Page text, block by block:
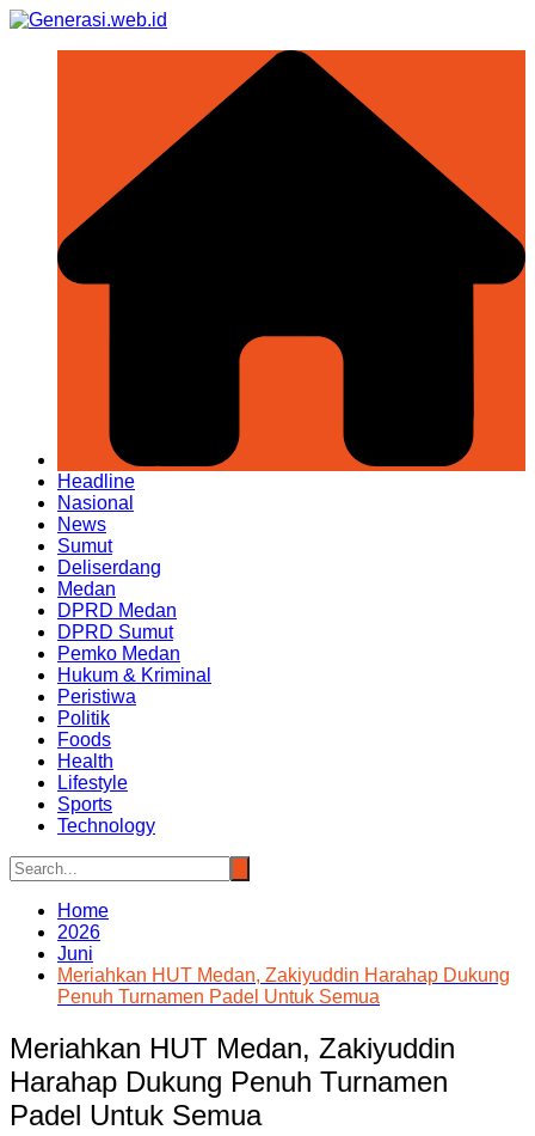
Skip
Headline
Nasional
News
Sumut
Deliserdang
Medan
DPRD Medan
DPRD Sumut
Pemko Medan
Hukum & Kriminal
Peristiwa
Politik
Foods
Health
Lifestyle
Sports
Technology
Home
2026
Juni
Meriahkan HUT Medan, Zakiyuddin Harahap Dukung
Penuh Turnamen Padel Untuk Semua
Meriahkan HUT Medan, Zakiyuddin
Harahap Dukung Penuh Turnamen
Padel Untuk Semua